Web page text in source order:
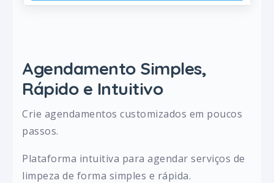
Agendamento Simples,
Rápido e Intuitivo
Crie agendamentos customizados em poucos
passos.
Plataforma intuitiva para agendar serviços de
limpeza de forma simples e rápida.